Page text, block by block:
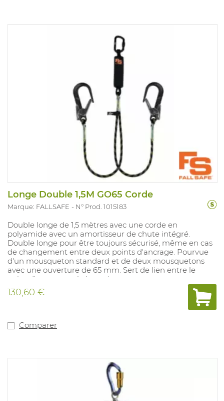
Longe Double 1,5M GO65 Corde
Marque: FALLSAFE N° Prod. 1015183
Double longe de 1,5 mètres avec une corde en
polyamide avec un amortisseur de chute intégré.
Double longe pour être toujours sécurisé, même en cas
de changement entre deux points d'ancrage. Pourvue
d'un mousqueton standard et de deux mousquetons
avec une ouverture de 65 mm. Sert de lien entre le
point d'ancrage et le harnais.
130,60 €
Comparer